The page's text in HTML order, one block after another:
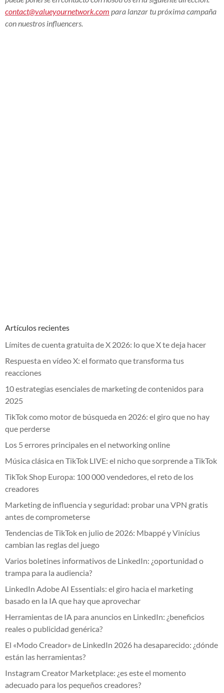
contact@valueyournetwork.com para lanzar tu próxima campaña
con nuestros influencers.
Artículos recientes
Límites de cuenta gratuita de X 2026: lo que X te deja hacer
Respuesta en vídeo X: el formato que transforma tus
reacciones
10 estrategias esenciales de marketing de contenidos para
2025
TikTok como motor de búsqueda en 2026: el giro que no hay
que perderse
Los 5 errores principales en el networking online
Música clásica en TikTok LIVE: el nicho que sorprende a TikTok
TikTok Shop Europa: 100 000 vendedores, el reto de los
creadores
Marketing de influencia y seguridad: probar una VPN gratis
antes de comprometerse
Tendencias de TikTok en julio de 2026: Mbappé y Vinícius
cambian las reglas del juego
Varios boletines informativos de LinkedIn: ¿oportunidad o
trampa para la audiencia?
LinkedIn Adobe AI Essentials: el giro hacia el marketing
basado en la IA que hay que aprovechar
Herramientas de IA para anuncios en LinkedIn: ¿beneficios
reales o publicidad genérica?
El «Modo Creador» de LinkedIn 2026 ha desaparecido: ¿dónde
están las herramientas?
Instagram Creator Marketplace: ¿es este el momento
adecuado para los pequeños creadores?